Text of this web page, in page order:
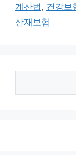
리
그
계산법, 건강보
산재보험